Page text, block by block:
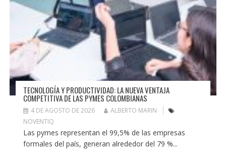
TECNOLOGÍA Y PRODUCTIVIDAD: LA NUEVA VENTAJA
COMPETITIVA DE LAS PYMES COLOMBIANAS
4 DE AGOSTO DE 2026
ALBERTO MARIN
NOVENTIQ
Las pymes representan el 99,5% de las empresas
formales del país, generan alrededor del 79 %...